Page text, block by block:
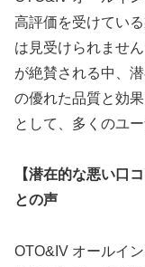
高評価を受けてい
は見受けられませ
が絶賛される中、
の優れた品質と効
として、多くのユ
【潜在的な悪い口
との声
OTO&IV オールイ